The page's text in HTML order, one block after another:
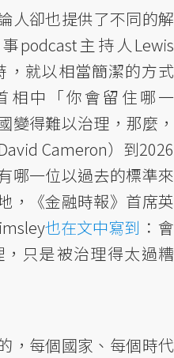
人卻也提供了不同的解
podcast主持人Lewis
，就以相當簡潔的方式
相中「你會留住哪一
變得難以治理，那麼，
Cameron）到2026
哪一位以過去的標準來
，《金融時報》首席英
也在文中寫到 ：會
只是被治理得太過糟
，每個國家、每個時代